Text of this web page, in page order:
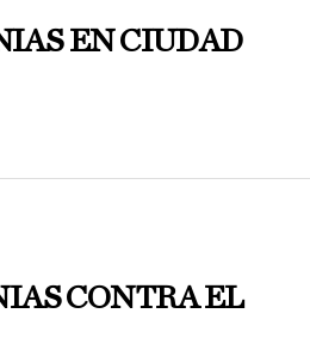
EN CIUDAD
CONTRA EL